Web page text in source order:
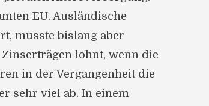
EU. Ausländische
musste bislang aber
lohnt, wenn die
in der Vergangenheit die
sehr viel ab. In einem